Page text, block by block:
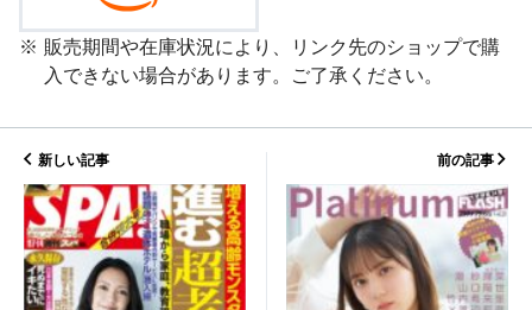
販売期間や在庫状況により、リンク先のショップで購
入できない場合があります。ご了承ください。
新しい記事 前の記事